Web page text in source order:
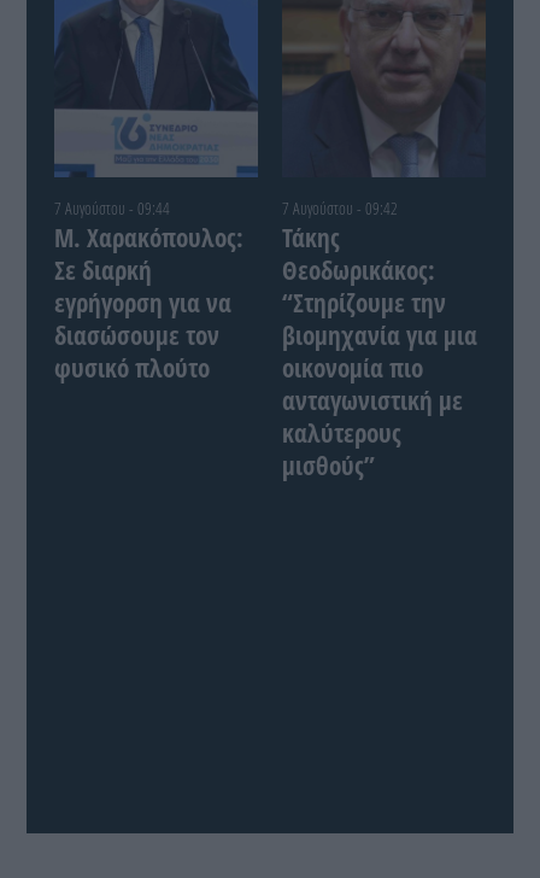
7 Αυγούστου - 09:44
Μ. Χαρακόπουλος:
Σε διαρκή
εγρήγορση για να
διασώσουμε τον
φυσικό πλούτο
7 Αυγούστου - 09:42
Τάκης
Θεοδωρικάκος:
“Στηρίζουμε την
βιομηχανία για μια
οικονομία πιο
ανταγωνιστική με
καλύτερους
μισθούς”